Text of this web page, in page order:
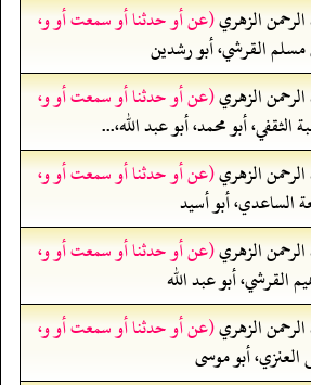
الزهري(عن أو حدثنا أو سمعت أو و،
القرشي، أبو رشدين
الزهري(عن أو حدثنا أو سمعت أو و،
الثقفي، أبو محمد، أبو عبد الله،...
الزهري(عن أو حدثنا أو سمعت أو و،
الساعدي، أبو أسيد
الزهري(عن أو حدثنا أو سمعت أو و،
القرشي، أبو عبد الله
الزهري(عن أو حدثنا أو سمعت أو و،
العنزي، أبو موسى